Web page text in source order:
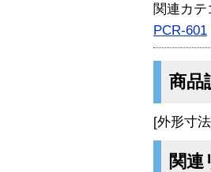
関連カテ
PCR-601
商品
[外形寸
関連